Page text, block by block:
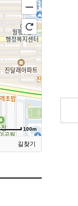
100m
길찾기